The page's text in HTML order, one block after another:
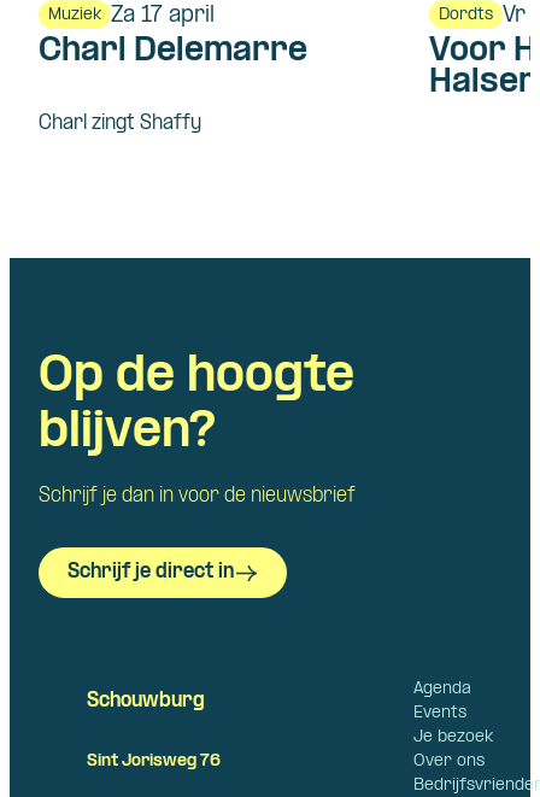
Muziek Za 17 april
Charl Delemarre
Charl zingt Shaffy
Dordts Vr
Voor
Op de hoogte
blijven?
Schrijf je dan in voor de nieuwsbrief
Schrijf je direct in
Agenda
Events
Je bezoek
Over ons
Schouwburg
Sint Jorisweg 76